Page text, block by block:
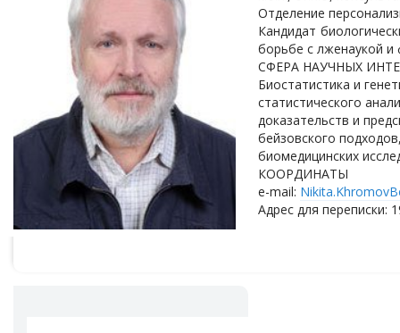
Отделение
Кандидат
борьбе с лженаукой и
СФЕРА НАУЧНЫХ
Биостатистика и
статистического
доказательств и
бейзовского
биомедицинских
КООРДИНАТЫ
e-mail:
Адрес для переписки: